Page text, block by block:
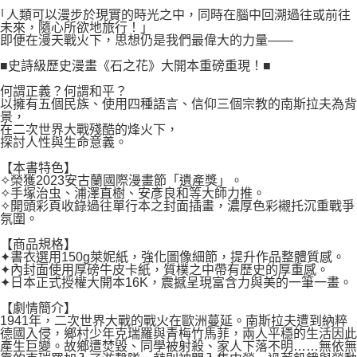
２．關於個人資料處理事宜，請瀏覽以下網址：
https://aftee.tw/terms/#terms3
３．未成年的使用者請事先徵得法定代理人或監護人之同意方可使用
任。
４．使用「AFTEE先享後付」時，將依據個別帳號之用戶狀況，依本公司即
時審查核予不同之上限額度；若仍有額度不足之情形，本公司將視審查結果
請求用戶進行身份認證。
５．嚴禁一人註冊多個帳號或使用他人資訊註冊。若發現惡意使用之情形，
恩沛科技股份有限公司將有權停止該用戶之使用額度並採取法律行動。
每筆NT$80，滿NT$500(含以上)免運費
每筆NT$100，滿NT$800(含以上)免運費
國家/地區配送 查看運費
｢人類可以漫步於現實的時光之中，同時在腦中回溯過往或前往
未來，隨心所欲地旅行！」
即便在漫天戰火下，思想仍是我們最偉大的力量——
■史詩級歷史漫畫《石之花》大開本重磅重現！■
何謂正義？何謂和平？
以擁有五個民族、使用四種語言、信仰三個宗教的南斯拉夫為背
景，
在二次世界大戰殘酷的烽火下，
探討人性與生命意義。
【本書特色】
✧榮獲2023安古蘭國際漫畫節「遺產獎」。
✧手塚治虫、浦澤直樹、安彥良和等大師力推。
✧開頭彩頁收錄過往單行本之封面插畫，濃厚色彩襯托沉重戰爭
氛圍。
【商品規格】
✦書衣選用150g萊妮紙，強化圖像細節，提升作品整體質感。
✦內封面使用厚磅牛皮卡紙，質樸之中帶有歷史的厚重感。
✦日本正式授權大開本16K，震撼呈現富含力與美的一筆一畫。
【劇情簡介】
1941年，二次世界大戰的戰火在歐洲蔓延。南斯拉夫遭到納粹
德國入侵，鄉村少年克瑞羅與青梅竹馬菲，兩人平穩的生活因此
產生巨變。故鄉遭焚毀、同學被射殺、家人下落不明……無依無